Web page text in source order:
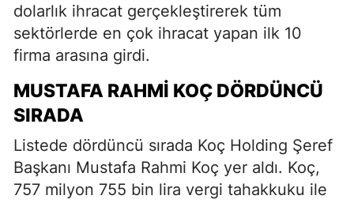
dolarlık ihracat gerçekleştirerek tüm
sektörlerde en çok ihracat yapan ilk 10
firma arasına girdi.
MUSTAFA RAHMI KOÇ DÖRDÜNCÜ
SIRADA
Listede dördüncü sırada Koç Holding Şeref
Başkanı Mustafa Rahmi Koç yer aldı. Koç,
757 milyon 755 bin lira vergi tahakkuku ile